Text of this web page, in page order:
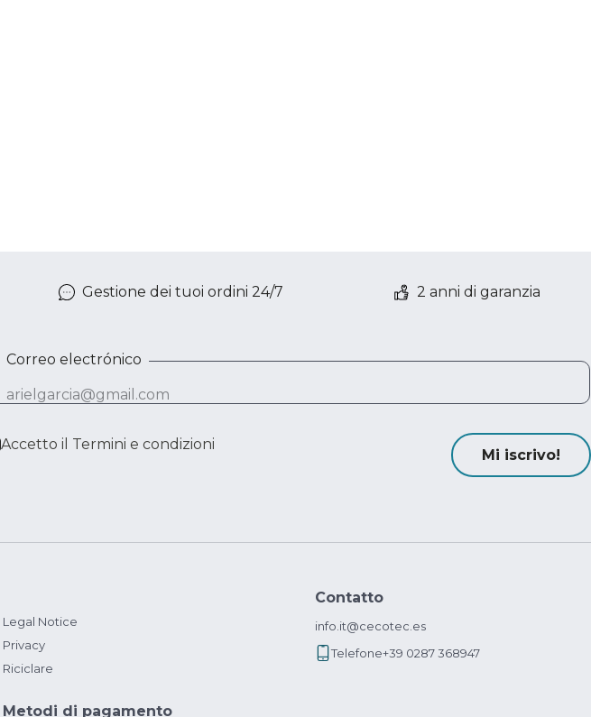
Gestione dei tuoi ordini 24/7 2 anni di garanzia
Correo electrónico
Accetto il Termini e condizioni
Mi iscrivo!
Legal Notice
Privacy
Riciclare
Metodi di pagamento
Contatto
info.it@cecotec.es
Telefone+39 0287 368947